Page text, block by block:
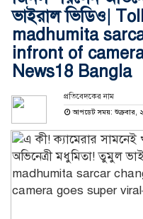
ভাইরাল ভিডিও|
madhumita
infront of
News18 Bangla
প্রতিবেদকের নাম
আপডেট সময়: শুক্রবার,